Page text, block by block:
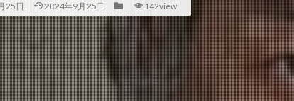
25日 2024年9月25日 142view